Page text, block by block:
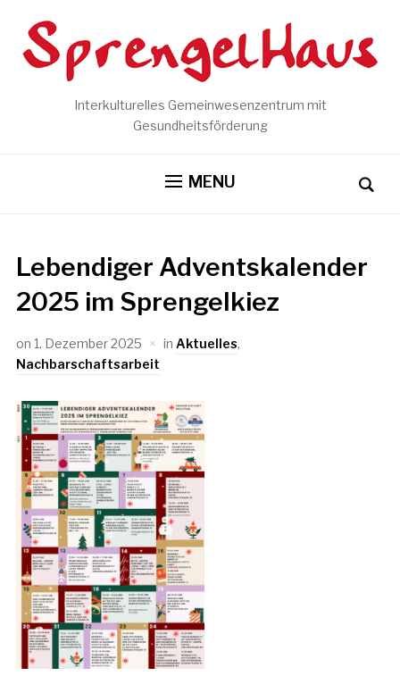
Interkulturelles Gemeinwesenzentrum mit
Gesundheitsförderung
MENU
Lebendiger Adventskalender
2025 im Sprengelkiez
on 1. Dezember 2025 in Aktuelles,
Nachbarschaftsarbeit